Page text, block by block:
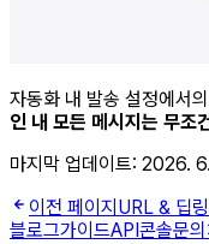
자동화 내 발송 설정에서
인 내 모든 메시지는 무조
마지막 업데이트: 2026.
이전 페이지 URL & 딥
블로그가이드API 콘솔문의